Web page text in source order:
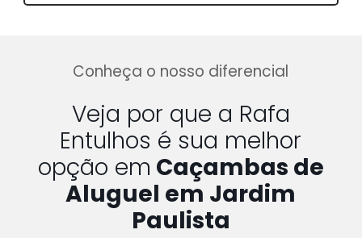
Conheça o nosso diferencial
Veja por que a Rafa
Entulhos é sua melhor
opção em Caçambas de
Aluguel em Jardim
Paulista